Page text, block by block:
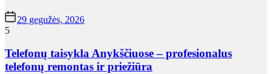
29 gegužės, 2026
5
Telefonų taisykla Anykščiuose – profesionalus
telefonų remontas ir priežiūra